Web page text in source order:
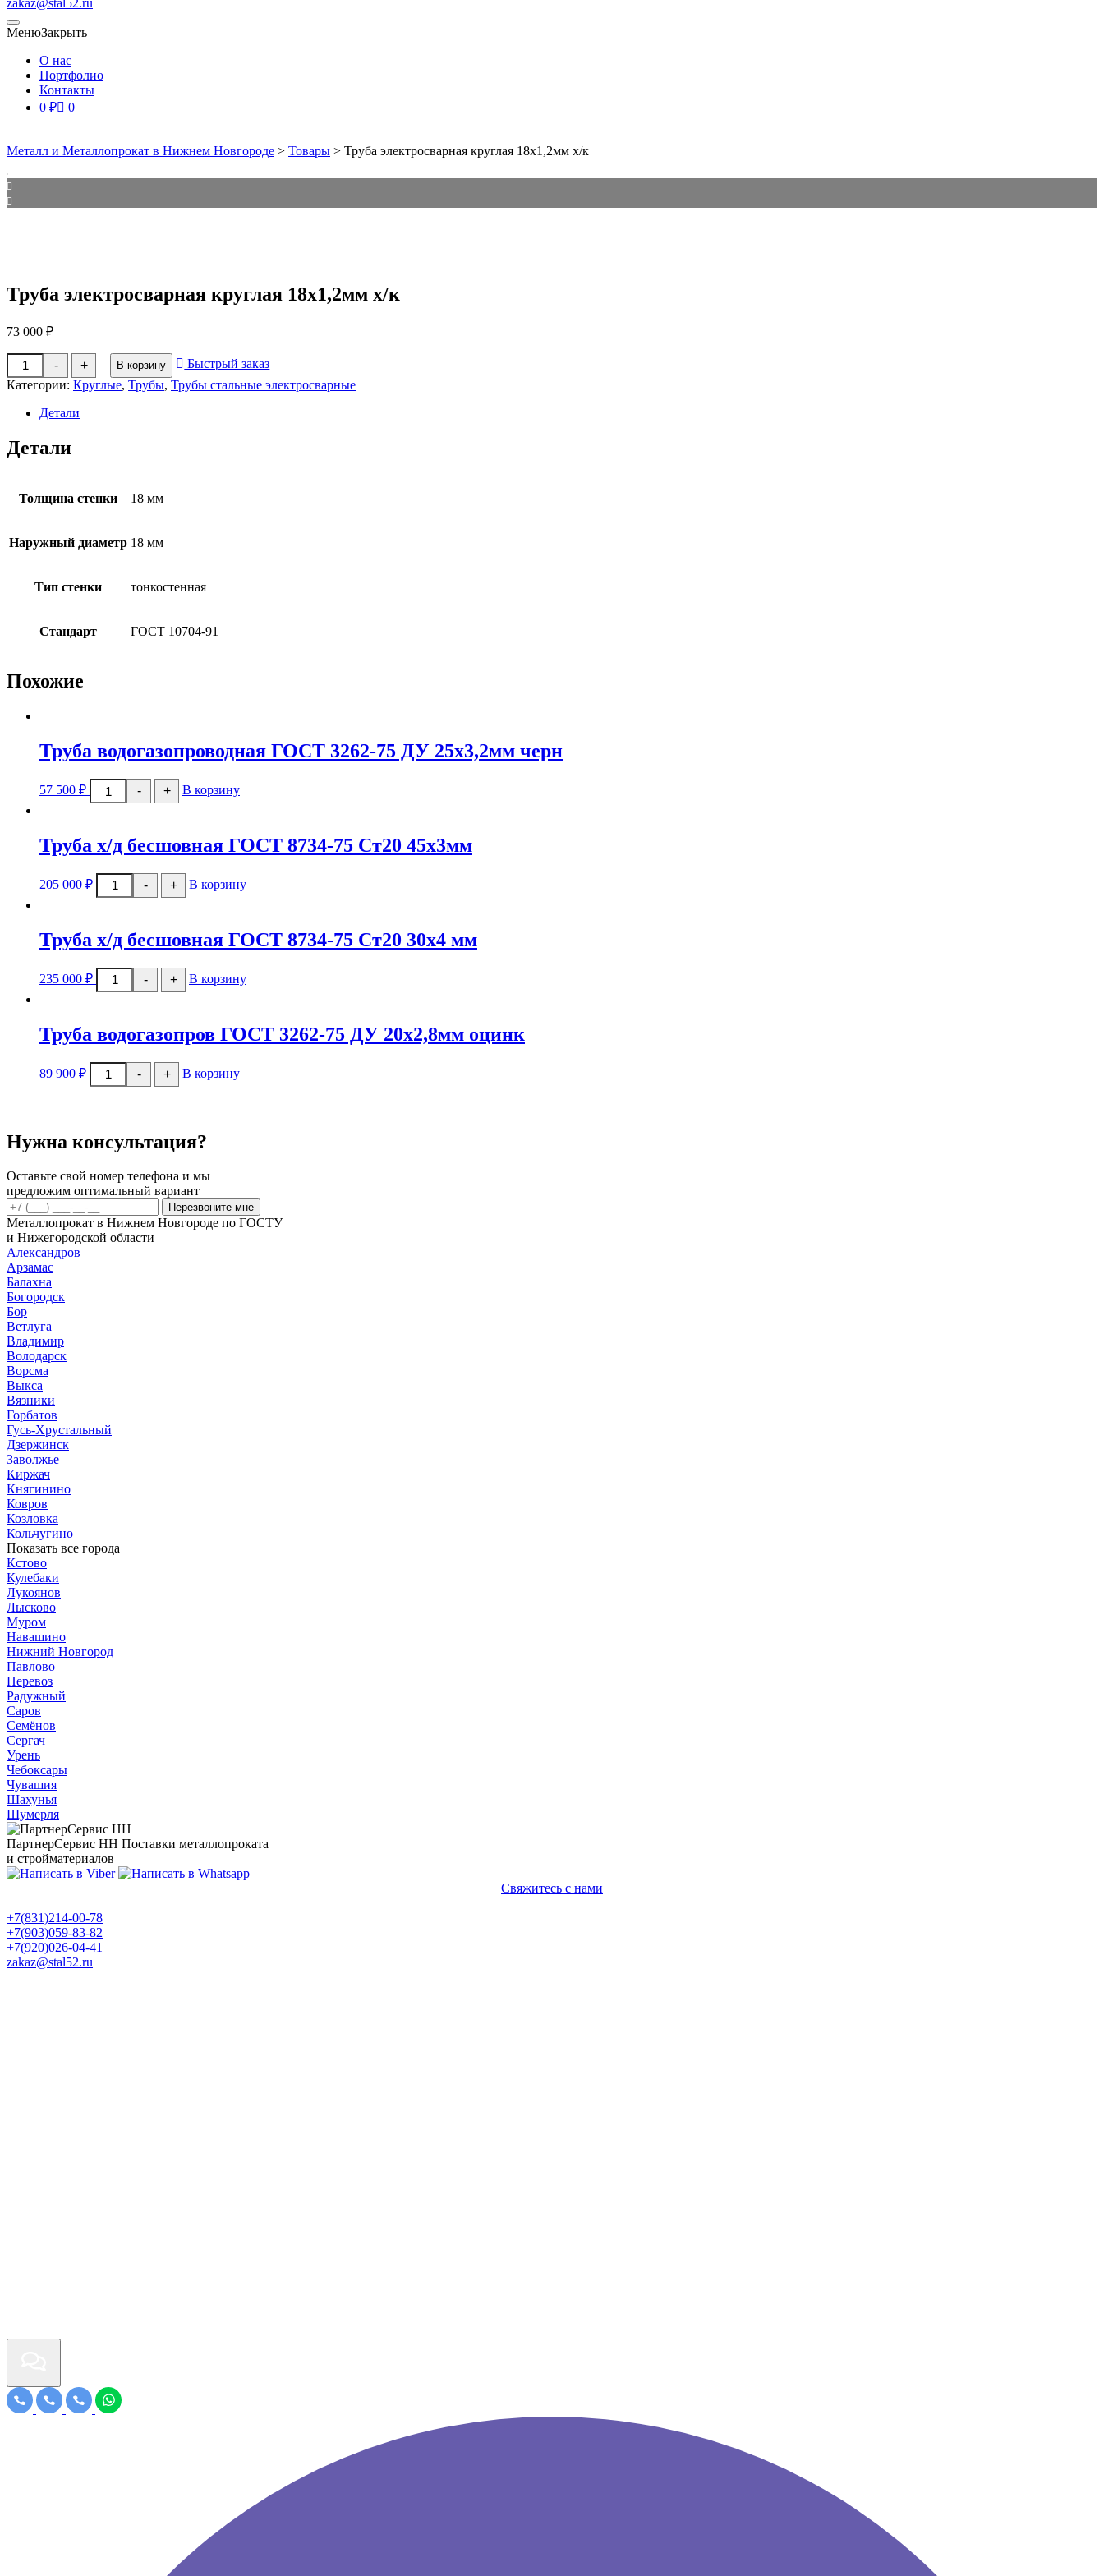
МенюЗакрыть
О нас
Портфолио
Контакты
0 ₽ 0
Металл и Металлопрокат в Нижнем Новгороде > Товары > Труба электросварная круглая 18х1,2мм х/к
Труба электросварная круглая 18х1,2мм х/к
73 000 ₽
-
Количество
товара
Труба
круглая
18х1,2мм
к
+ В корзину
Быстрый заказ
Категории: Круглые, Трубы, Трубы стальные электросварные
Детали
Детали
Толщина стенки 18 мм
Наружный диаметр 18 мм
Тип стенки тонкостенная
Стандарт ГОСТ 10704-91
Похожие
Труба водогазопроводная ГОСТ 3262-75 ДУ 25х3,2мм черн
57 500 ₽ -
Количество
товара
ГОСТ
3262-
ДУ
25х3,2мм
черн
+ В корзину
Труба х/д бесшовная ГОСТ 8734-75 Ст20 45х3мм
205 000 ₽ -
Количество
товара
бесшовная
8734-
75
Ст20
+ В корзину
Труба х/д бесшовная ГОСТ 8734-75 Ст20 30х4 мм
235 000 ₽ -
Количество
товара
бесшовная
8734-
75
Ст20
+ В корзину
Труба водогазопров ГОСТ 3262-75 ДУ 20х2,8мм оцинк
89 900 ₽ -
Количество
товара
75
20х2,8мм
оцинк
+ В корзину
Нужна консультация?
Оставьте свой номер телефона и мы
предложим оптимальный вариант
Перезвоните мне
Металлопрокат в Нижнем Новгороде по ГОСТУ
и Нижегородской области
Александров
Арзамас
Балахна
Богородск
Бор
Ветлуга
Владимир
Володарск
Ворсма
Выкса
Вязники
Горбатов
Гусь-Хрустальный
Дзержинск
Заволжье
Киржач
Княгинино
Ковров
Козловка
Кольчугино
Показать все города
Кстово
Кулебаки
Лукоянов
Лысково
Муром
Навашино
Нижний Новгород
Павлово
Перевоз
Радужный
Саров
Семёнов
Сергач
Урень
Чебоксары
Чувашия
Шахунья
Шумерля
ПартнерСервис НН Поставки металлопроката
и стройматериалов
Свяжитесь с нами
+7(831)214-00-78
+7(903)059-83-82
+7(920)026-04-41
zakaz@stal52.ru